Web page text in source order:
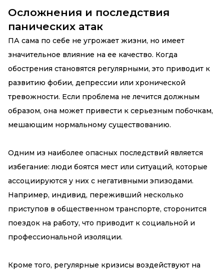
Осложнения и последствия
панических атак
ПА сама по себе не угрожает жизни, но имеет
значительное влияние на ее качество. Когда
обострения становятся регулярными, это приводит к
развитию фобии, депрессии или хронической
тревожности. Если проблема не лечится должным
образом, она может привести к серьезным побочкам,
мешающим нормальному существованию.
Одним из наиболее опасных последствий является
избегание: люди боятся мест или ситуаций, которые
ассоциируются у них с негативными эпизодами.
Например, индивид, переживший несколько
приступов в общественном транспорте, сторонится
поездок на работу, что приводит к социальной и
профессиональной изоляции.
Кроме того, регулярные кризисы воздействуют на